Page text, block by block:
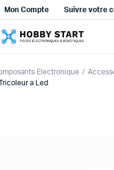
Mon Compte Suivre votre
Electronique
a Led